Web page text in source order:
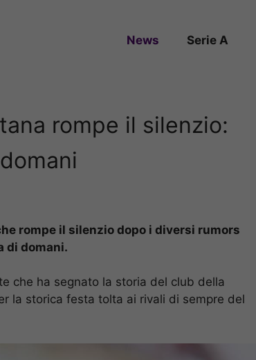
News Serie A
rompe il silenzio:
rompe il silenzio dopo i diversi rumors
di domani.
che ha segnato la storia del club della
la storica festa tolta ai rivali di sempre del